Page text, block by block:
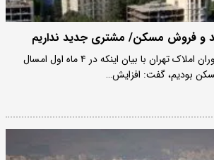
و فروش مسکن/ مشتری جدید نداریم
نایب رییس اتحادیه مشاوران املاک تهران با بیان اینکه در ۴ ماه اول امسال
بودیم، گفت: افزایش…